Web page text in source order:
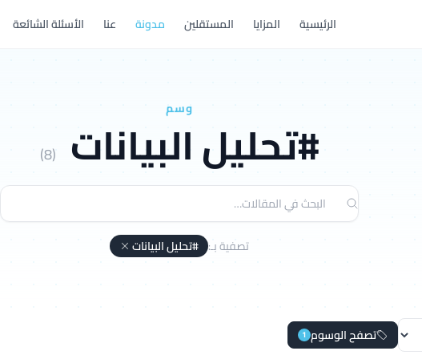
الرئيسية المزايا المستقلين مدونة عنا الأسئلة الشائعة
وسم
#تحليل البيانات (8)
تصفية بـ: #تحليل البيانات
تصفح الوسوم 1